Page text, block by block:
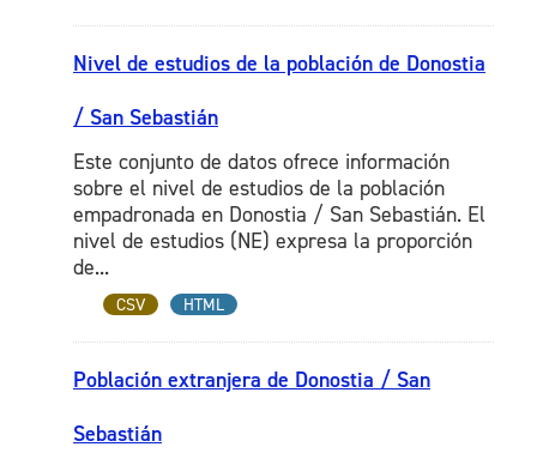
Nivel de estudios de la población de Donostia
/ San Sebastián
Este conjunto de datos ofrece información
sobre el nivel de estudios de la población
empadronada en Donostia / San Sebastián. El
nivel de estudios (NE) expresa la proporción
de...
CSV HTML
Población extranjera de Donostia / San
Sebastián